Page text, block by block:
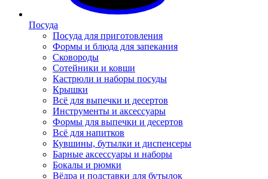
Посуда
Посуда для приготовления
Формы и блюда для запекания
Сковороды
Сотейники и ковши
Кастрюли и наборы посуды
Крышки
Всё для выпечки и десертов
Инструменты и аксессуары
Формы для выпечки и десертов
Всё для напитков
Кувшины, бутылки и диспенсеры
Барные аксессуары и наборы
Бокалы и рюмки
Вёдра и подставки для бутылок